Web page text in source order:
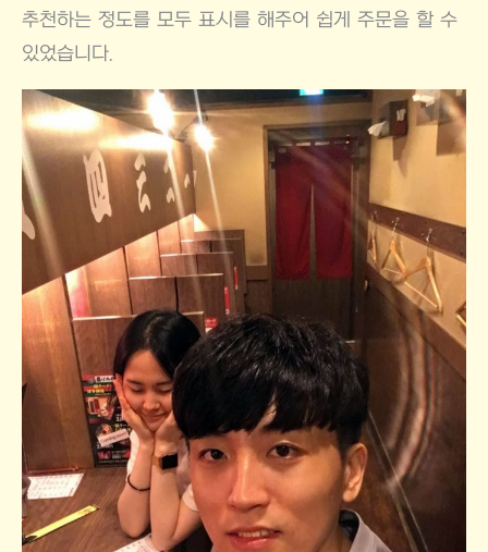
추천하는 정도를 모두 표시를 해주어 쉽게 주문을 할 수
있었습니다.